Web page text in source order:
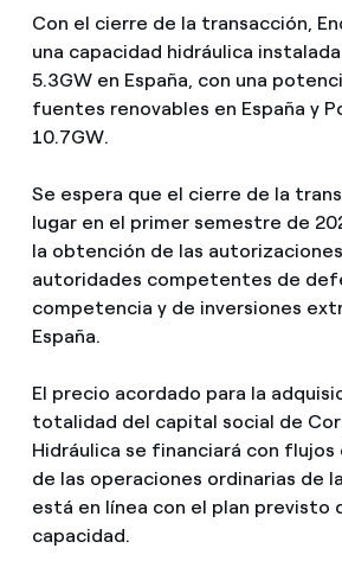
Con el cierre de la transacción,
una capacidad hidráulica
5.3GW en España, con una
fuentes renovables en España y
10.7GW.
Se espera que el cierre de la
lugar en el primer semestre de
la obtención de las
autoridades competentes de
competencia y de inversiones
España.
El precio acordado para la
totalidad del capital social de
Hidráulica se financiará con flujos
de las operaciones ordinarias de
está en línea con el plan previsto
capacidad.